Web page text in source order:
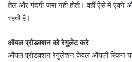
तेल और गंदगी जमा नहीं होती। वहीं ऐसे में एक्ने
रहती है।
ऑयल प्रोडक्शन को रेगुलेट करे
ऑयल प्रोडक्शन रेगुलेशन केवल ऑयली स्किन या